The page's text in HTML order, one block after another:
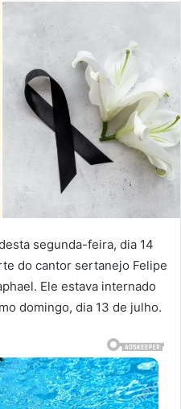
segunda-feira, dia 14
do cantor sertanejo Felipe
Ele estava internado
domingo, dia 13 de julho.